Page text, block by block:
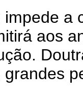
a
aos